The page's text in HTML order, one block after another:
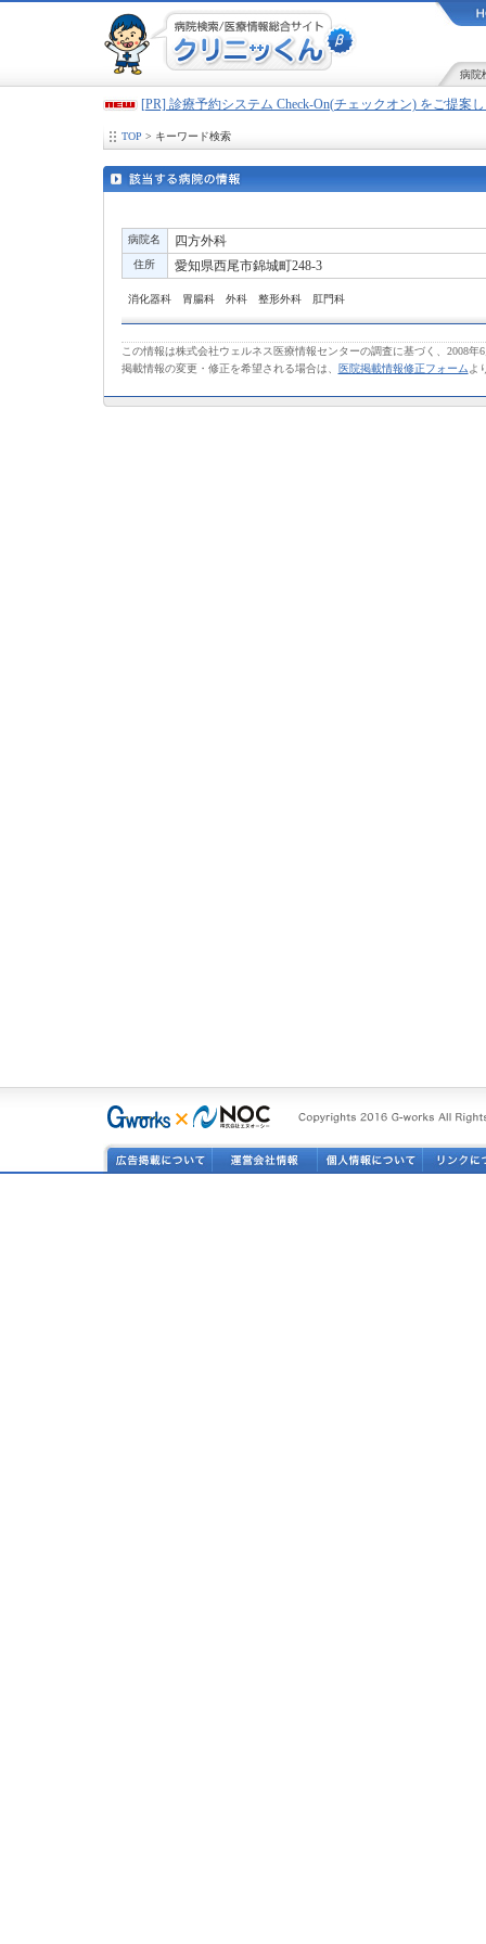
病院
[PR] 診療予約システム Check-On(チェックオン) をご提案
TOP > キーワード検索
病院名 四方外科
住所 愛知県西尾市錦城町248-3
消化器科 胃腸科 外科 整形外科 肛門科
この情報は株式会社ウェルネス医療情報センターの調査に基づく、2008年
掲載情報の変更・修正を希望される場合は、
医院掲載情報修正フォーム よ